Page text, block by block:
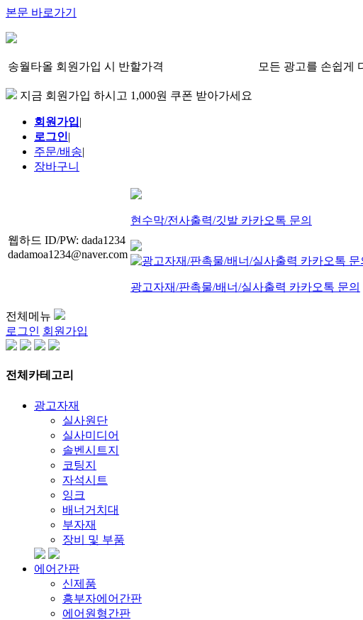
본문 바로가기
송월타올 회원가입 시 반할가격 모든 광고를 손쉽게
지금 회원가입 하시고 1,000원 쿠폰 받아가세요
회원가입|
로그인|
주문/배송|
장바구니
웹하드 ID/PW: dada1234
dadamoa1234@naver.com
현수막/전사출력/깃발 카카오톡 문의
광고자재/판촉물/배너/실사출력 카카오톡 문의
전체메뉴
로그인 회원가입
전체카테고리
광고자재
실사원단
실사미디어
솔벤시트지
코팅지
자석시트
잉크
배너거치대
부자재
장비 및 부품
에어간판
신제품
흥부자에어간판
에어원형간판